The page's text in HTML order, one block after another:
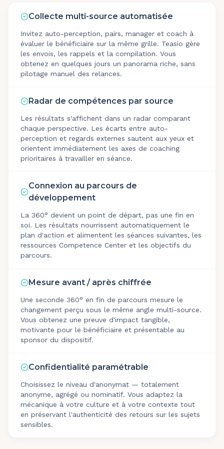
Collecte multi-source automatisée
Invitez auto-perception, pairs, manager et coach à
évaluer le bénéficiaire sur la même grille. Teasio gère
les envois, les rappels et la compilation. Vous
obtenez en quelques jours un panorama riche, sans
pilotage manuel des relances.
Radar de compétences par source
Les résultats s'affichent dans un radar comparant
chaque perspective. Les écarts entre auto-
perception et regards externes sautent aux yeux et
orientent immédiatement les axes de coaching
prioritaires à travailler en séance.
Connexion au parcours de
développement
La 360° devient un point de départ, pas une fin en
soi. Les résultats nourrissent automatiquement le
plan d'action et alimentent les séances suivantes, les
ressources Competence Center et les objectifs du
parcours.
Mesure avant / après chiffrée
Une seconde 360° en fin de parcours mesure le
changement perçu sous le même angle multi-source.
Vous obtenez une preuve d'impact tangible,
motivante pour le bénéficiaire et présentable au
sponsor du dispositif.
Confidentialité paramétrable
Choisissez le niveau d'anonymat — totalement
anonyme, agrégé ou nominatif. Vous adaptez la
mécanique à votre culture et à votre contexte tout
en préservant l'authenticité des retours sur les sujets
sensibles.